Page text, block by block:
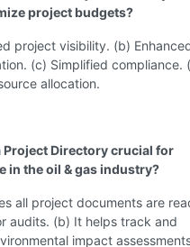
project budgets?
project visibility. (b)
(c) Simplified compliance.
allocation.
Project Directory crucial for
in the oil & gas industry?
all project documents are
audits. (b) It helps track and
impact